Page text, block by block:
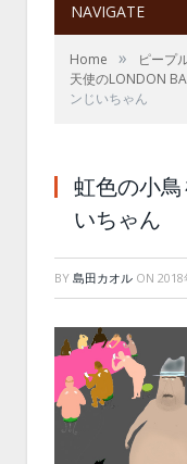
NAVIGATE
Home » ピープ
天使のLONDON
ンじいちゃん
虹色の小
いちゃん
BY 島田カオル ON 2018